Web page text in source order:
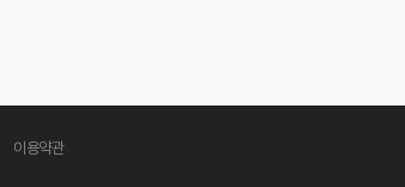
이용약관